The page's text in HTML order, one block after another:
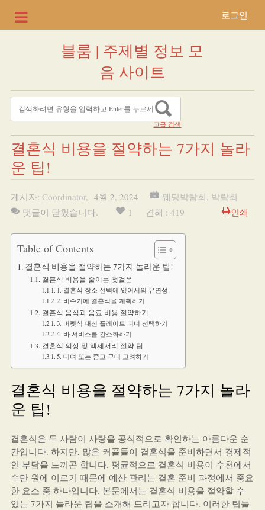
로그인
블룸 | 주제별 정보 모
음 사이트
고급 검색
결혼식 비용을 절약하는 7가지 놀라
운 팁!
게시자: Coordinator, 4월 2, 2024 웨딩박람회, 박람회
댓글이 닫혔습니다.
1 견해 : 419 인쇄
Table of Contents
결혼식 비용을 절약하는 7가지 놀라운 팁!
결혼식 비용을 줄이는 첫걸음
1. 결혼식 장소 선택에 있어서의 유연성
2. 비수기에 결혼식을 계획하기
결혼식 음식과 음료 비용 절약하기
3. 버펫식 대신 플레이트 디너 선택하기
4. 바 서비스를 간소화하기
결혼식 의상 및 액세서리 절약 팁
5. 대여 또는 중고 구매 고려하기
결혼식 비용을 절약하는 7가지 놀라
운 팁!
결혼식은 두 사람이 사랑을 공식적으로 확인하는 아름다운 순
간입니다. 하지만, 많은 커플들이 결혼식을 준비하면서 경제적
인 부담을 느끼곤 합니다. 평균적으로 결혼식 비용이 수천에서
수만 원에 이르기 때문에 예산 관리는 결혼 준비 과정에서 중요
한 요소 중 하나입니다. 본문에서는 결혼식 비용을 절약할 수
있는 7가지 놀라운 팁을 소개해 드리고자 합니다. 이러한 팁들